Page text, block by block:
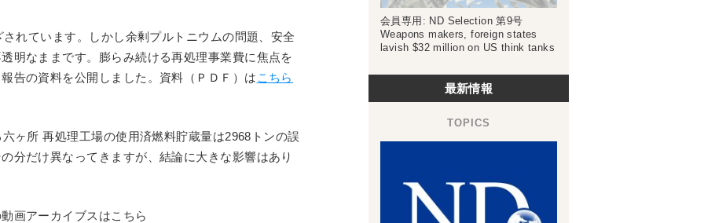
れています。しかし余剰プルトニウムの問題、安全
明なままです。膨らみ続ける再処理事業費に焦点を
告の資料を公開しました。資料（ＰＤＦ）は こちら
ヶ所 再処理工場の使用済燃料貯蔵量は2968トンの誤
分だけ異なってきますが、結論に大きな影響はあり
画アーカイブスはこちら
会員専用: ND Selection 第9号
Weapons makers, foreign states
lavish $32 million on US think tanks
最新情報